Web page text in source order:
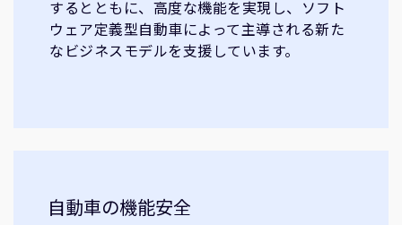
するとともに、高度な機能を実現し、ソフト
ウェア定義型自動車によって主導される新た
なビジネスモデルを支援しています。
自動車の機能安全